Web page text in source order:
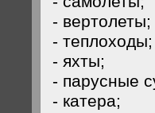
- вертолеты;
- теплоходы;
- яхты;
- парусные
- катера;